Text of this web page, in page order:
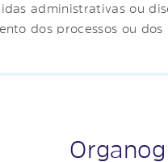
administrativas ou
dos processos ou